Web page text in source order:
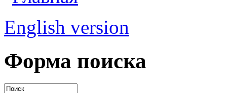
English version
Форма поиска